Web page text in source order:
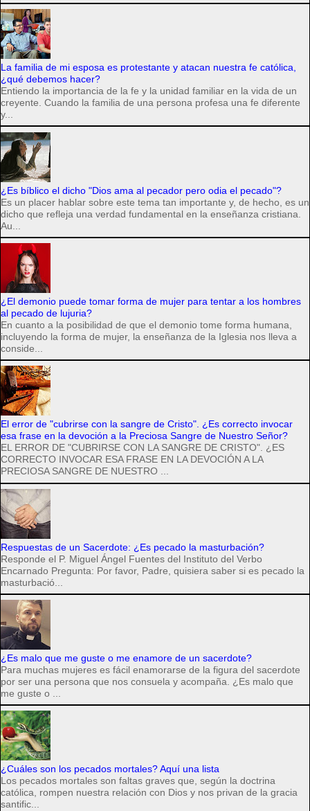
La familia de mi esposa es protestante y atacan nuestra fe católica,
¿qué debemos hacer?
Entiendo la importancia de la fe y la unidad familiar en la vida de un
creyente. Cuando la familia de una persona profesa una fe diferente
y...
¿Es bíblico el dicho "Dios ama al pecador pero odia el pecado"?
Es un placer hablar sobre este tema tan importante y, de hecho, es un
dicho que refleja una verdad fundamental en la enseñanza cristiana.
Au...
¿El demonio puede tomar forma de mujer para tentar a los hombres
al pecado de lujuria?
En cuanto a la posibilidad de que el demonio tome forma humana,
incluyendo la forma de mujer, la enseñanza de la Iglesia nos lleva a
conside...
El error de "cubrirse con la sangre de Cristo". ¿Es correcto invocar
esa frase en la devoción a la Preciosa Sangre de Nuestro Señor?
EL ERROR DE "CUBRIRSE CON LA SANGRE DE CRISTO". ¿ES
CORRECTO INVOCAR ESA FRASE EN LA DEVOCIÓN A LA
PRECIOSA SANGRE DE NUESTRO ...
Respuestas de un Sacerdote: ¿Es pecado la masturbación?
Responde el P. Miguel Ángel Fuentes del Instituto del Verbo
Encarnado Pregunta: Por favor, Padre, quisiera saber si es pecado la
masturbació...
¿Es malo que me guste o me enamore de un sacerdote?
Para muchas mujeres es fácil enamorarse de la figura del sacerdote
por ser una persona que nos consuela y acompaña. ¿Es malo que
me guste o ...
¿Cuáles son los pecados mortales? Aquí una lista
Los pecados mortales son faltas graves que, según la doctrina
católica, rompen nuestra relación con Dios y nos privan de la gracia
santific...